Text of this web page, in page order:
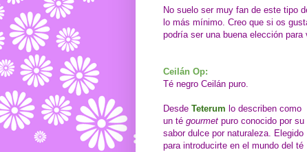
No suelo ser muy fan de este tipo
lo más mínimo. Creo que si os
podría ser una buena elección para
Ceilán Op:
Té negro Ceilán puro.
Desde Teterum lo describen como
un té gourmet puro conocido por su
sabor dulce por naturaleza. Elegido
para introducirte en el mundo del té